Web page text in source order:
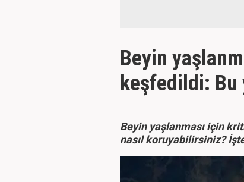
Beyin
keşfedildi:
Beyin yaşlanması için
nasıl koruyabilirsiniz?